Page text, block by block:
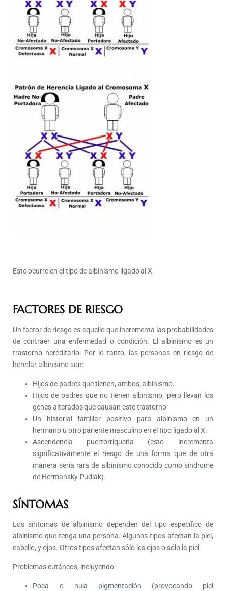
Esto ocurre en el tipo de albinismo ligado al X.
FACTORES DE RIESGO
Un factor de riesgo es aquello que incrementa las probabilidades
de contraer una enfermedad o condición. El albinismo es un
trastorno hereditario. Por lo tanto, las personas en riesgo de
heredar albinismo son:
Hijos de padres que tienen, ambos, albinismo.
Hijos de padres que no tienen albinismo, pero llevan los
genes alterados que causan este trastorno
Un historial familiar positivo para albinismo en un
hermano u otro pariente masculino en el tipo ligado al X.
Ascendencia puertorriqueña (esto incrementa
significativamente el riesgo de una forma que de otra
manera sería rara de albinismo conocido como síndrome
de Hermansky-Pudlak).
SÍNTOMAS
Los síntomas de albinismo dependen del tipo específico de
albinismo que tenga una persona. Algunos tipos afectan la piel,
cabello, y ojos. Otros tipos afectan sólo los ojos o sólo la piel.
Problemas cutáneos, incluyendo:
Poca o nula pigmentación (provocando piel